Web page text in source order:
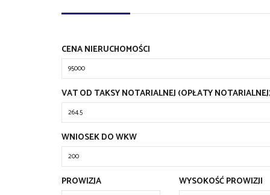
CENA NIERUCHOMOŚCI
VAT OD TAKSY NOTARIALNEJ (OPŁATY
WNIOSEK DO WKW
PROWIZJA
WYSOKOŚĆ PROWIZJI